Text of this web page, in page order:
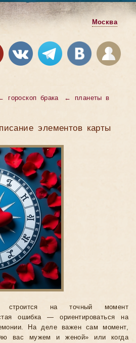
Москва
гороскоп брака
← планеты в
элементов карты
строится на точный момент
ошибка — ориентироваться на
На деле важен сам момент,
вас мужем и женой» или когда